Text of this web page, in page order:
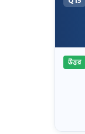
উত্তর